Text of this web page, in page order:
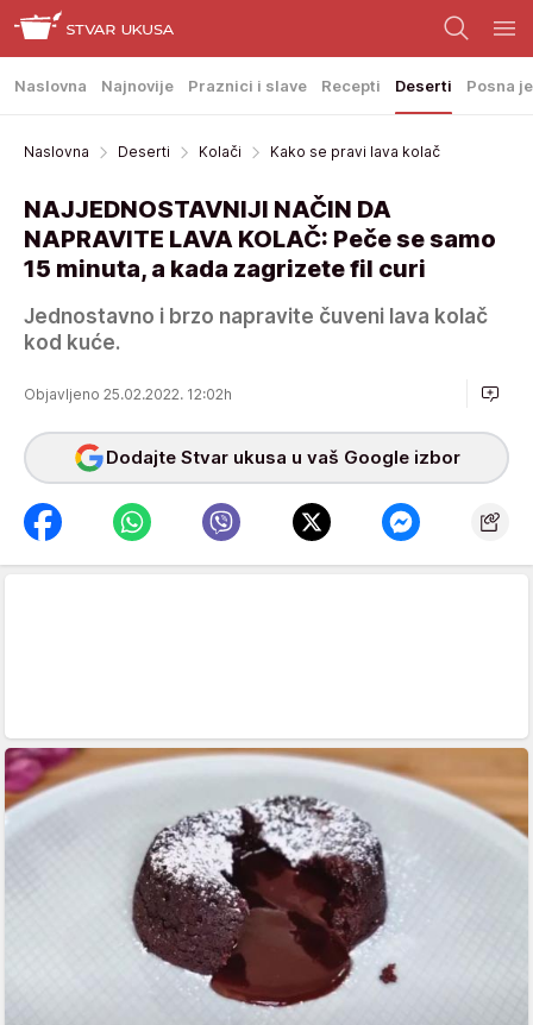
Naslovna Najnovije Praznici i slave Recepti Deserti Posna
Naslovna Deserti Kolači Kako se pravi lava kolač
NAJJEDNOSTAVNIJI NAČIN DA
NAPRAVITE LAVA KOLAČ: Peče se samo
15 minuta, a kada zagrizete fil curi
Jednostavno i brzo napravite čuveni lava kolač
kod kuće.
Objavljeno 25.02.2022. 12:02h
Dodajte Stvar ukusa u vaš Google izbor